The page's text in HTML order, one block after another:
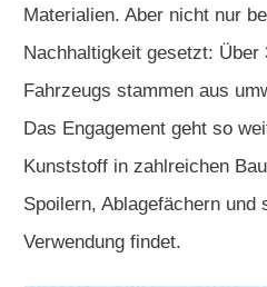
Materialien. Aber nicht nur
Nachhaltigkeit gesetzt: Über
Fahrzeugs stammen aus
Das Engagement geht so
Kunststoff in zahlreichen
Spoilern, Ablagefächern und
Verwendung findet.